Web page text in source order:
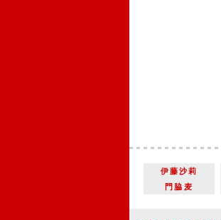
伊藤沙莉
門脇麦